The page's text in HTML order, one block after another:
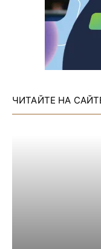
ЧИТАЙТЕ НА